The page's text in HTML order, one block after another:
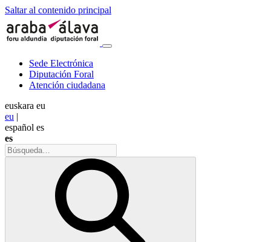
Saltar al contenido principal
Sede Electrónica
Diputación Foral
Atención ciudadana
euskara eu
eu |
español es
es